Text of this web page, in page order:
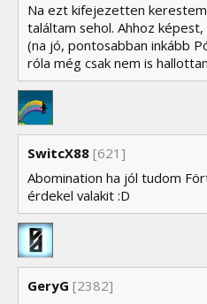
Na ezt kifejezetten
találtam sehol. Ahhoz
(na jó, pontosabban inkább
róla még csak nem is
SwitcX88 [621]
Abomination ha jól tudom
érdekel valakit :D
GeryG [2382]